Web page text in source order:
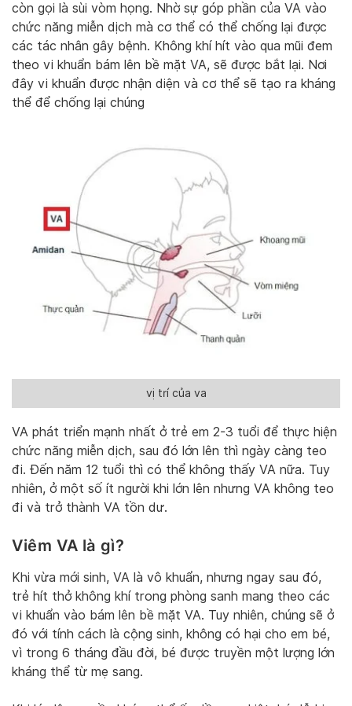
còn gọi là sùi vòm họng. Nhờ sự góp phần của VA vào
chức năng miễn dịch mà cơ thể có thể chống lại được
các tác nhân gây bệnh. Không khí hít vào qua mũi đem
theo vi khuẩn bám lên bề mặt VA, sẽ được bắt lại. Nơi
đây vi khuẩn được nhận diện và cơ thể sẽ tạo ra kháng
thể để chống lại chúng
vị trí của va
VA phát triển mạnh nhất ở trẻ em 2-3 tuổi để thực hiện
chức năng miễn dịch, sau đó lớn lên thì ngày càng teo
đi. Đến năm 12 tuổi thì có thể không thấy VA nữa. Tuy
nhiên, ở một số ít người khi lớn lên nhưng VA không teo
đi và trở thành VA tồn dư.
Viêm VA là gì?
Khi vừa mới sinh, VA là vô khuẩn, nhưng ngay sau đó,
trẻ hít thở không khí trong phòng sanh mang theo các
vi khuẩn vào bám lên bề mặt VA. Tuy nhiên, chúng sẽ ở
đó với tính cách là cộng sinh, không có hại cho em bé,
vì trong 6 tháng đầu đời, bé được truyền một lượng lớn
kháng thể từ mẹ sang.